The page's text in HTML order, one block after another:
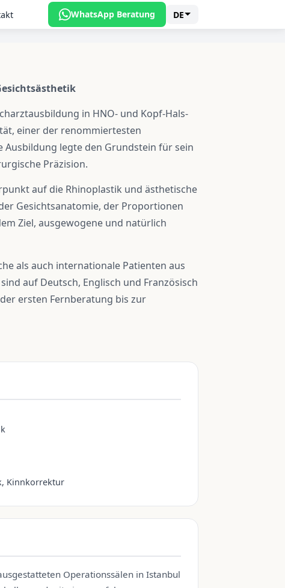
WhatsApp Beratung
DE
in HNO- und Kopf-Hals-
einer der renommiertesten
legte den Grundstein für sein
Präzision.
auf die Rhinoplastik und ästhetische
Gesichtsanatomie, der Proportionen
Ziel, ausgewogene und natürlich
als auch internationale Patienten aus
auf Deutsch, Englisch und Französisch
ersten Fernberatung bis zur
Kinnkorrektur
Operationssälen in Istanbul